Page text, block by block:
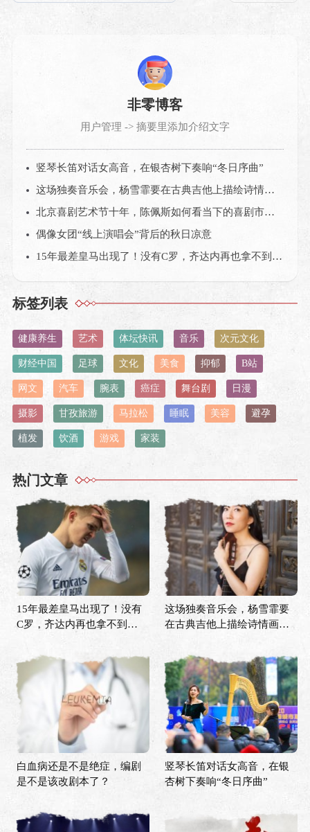
非零博客
用户管理 -> 摘要里添加介绍文字
竖琴长笛对话女高音，在银杏树下奏响“冬日序曲”
这场独奏音乐会，杨雪霏要在古典吉他上描绘诗情画意的中国
北京喜剧艺术节十年，陈佩斯如何看当下的喜剧市场？
偶像女团“线上演唱会”背后的秋日凉意
15年最差皇马出现了！没有C罗，齐达内再也拿不到欧冠？
标签列表
健康养生 艺术 体坛快讯 音乐 次元文化
财经中国 足球 文化 美食 抑郁 B站
网文 汽车 腕表 癌症 舞台剧 日漫
摄影 甘孜旅游 马拉松 睡眠 美容 避孕
植发 饮酒 游戏 家装
热门文章
15年最差皇马出现了！没有
C罗，齐达内再也拿不到欧
这场独奏音乐会，杨雪霏要
在古典吉他上描绘诗情画意
白血病还是不是绝症，编剧
是不是该改剧本了？
竖琴长笛对话女高音，在银
杏树下奏响“冬日序曲”